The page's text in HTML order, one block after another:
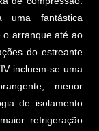
uma fantástica
o arranque até ao
do estreante
incluem-se uma
menor
de isolamento
refrigeração